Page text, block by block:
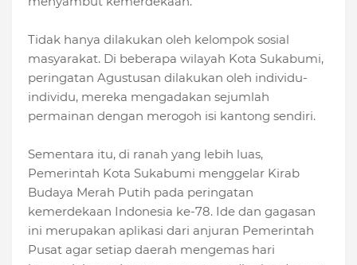
Tidak hanya dilakukan oleh kelompok sosial
masyarakat. Di beberapa wilayah Kota Sukabumi,
peringatan Agustusan dilakukan oleh individu-
individu, mereka mengadakan sejumlah
permainan dengan merogoh isi kantong sendiri.
Sementara itu, di ranah yang lebih luas,
Pemerintah Kota Sukabumi menggelar Kirab
Budaya Merah Putih pada peringatan
kemerdekaan Indonesia ke-78. Ide dan gagasan
ini merupakan aplikasi dari anjuran Pemerintah
Pusat agar setiap daerah mengemas hari